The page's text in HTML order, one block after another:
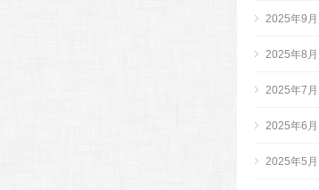
2025年9月
2025年8月
2025年7月
2025年6月
2025年5月